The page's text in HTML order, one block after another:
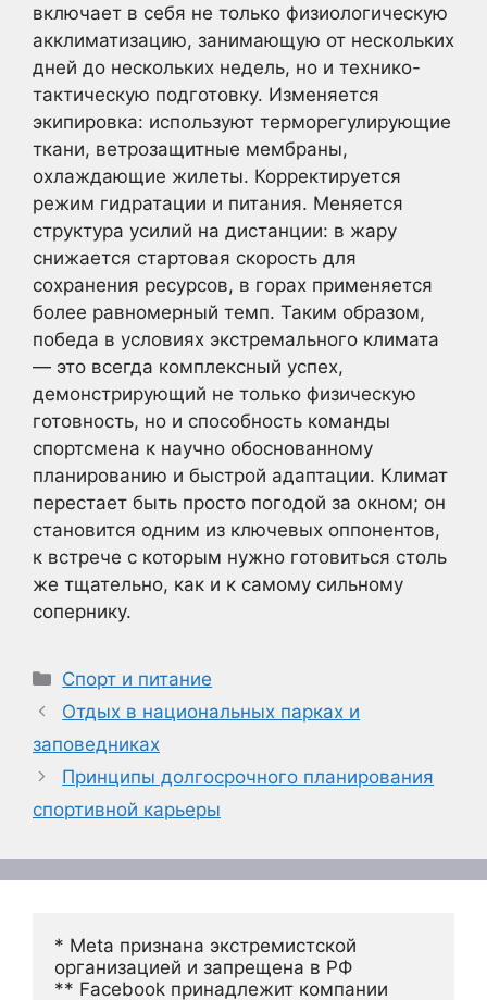
включает в себя не только физиологическую
акклиматизацию, занимающую от нескольких
дней до нескольких недель, но и технико-
тактическую подготовку. Изменяется
экипировка: используют терморегулирующие
ткани, ветрозащитные мембраны,
охлаждающие жилеты. Корректируется
режим гидратации и питания. Меняется
структура усилий на дистанции: в жару
снижается стартовая скорость для
сохранения ресурсов, в горах применяется
более равномерный темп. Таким образом,
победа в условиях экстремального климата
— это всегда комплексный успех,
демонстрирующий не только физическую
готовность, но и способность команды
спортсмена к научно обоснованному
планированию и быстрой адаптации. Климат
перестает быть просто погодой за окном; он
становится одним из ключевых оппонентов,
к встрече с которым нужно готовиться столь
же тщательно, как и к самому сильному
сопернику.
Рубрики
Спорт и питание
Отдых в национальных парках и
заповедниках
Принципы долгосрочного планирования
спортивной карьеры
* Meta признана экстремистской
организацией и запрещена в РФ
** Facebook принадлежит компании